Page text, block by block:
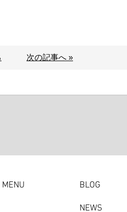
次の記事へ »
MENU BLOG
NEWS